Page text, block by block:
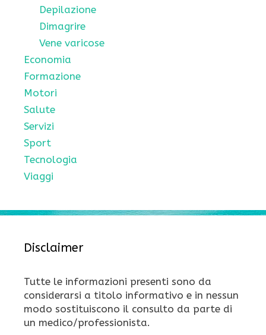
Depilazione
Dimagrire
Vene varicose
Economia
Formazione
Motori
Salute
Servizi
Sport
Tecnologia
Viaggi
Disclaimer
Tutte le informazioni presenti sono da
considerarsi a titolo informativo e in nessun
modo sostituiscono il consulto da parte di
un medico/professionista.